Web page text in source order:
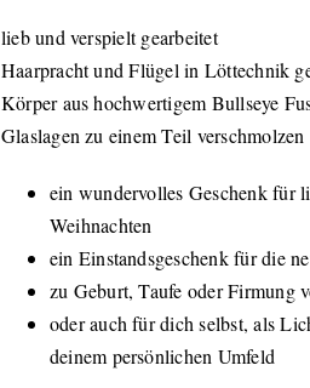
lieb und verspielt gearbeitet
Haarpracht und Flügel in Löttechnik
Körper aus hochwertigem Bullseye
Glaslagen zu einem Teil verschmolzen
ein wundervolles Geschenk für
Weihnachten
ein Einstandsgeschenk für die
zu Geburt, Taufe oder Firmung
oder auch für dich selbst, als
deinem persönlichen Umfeld